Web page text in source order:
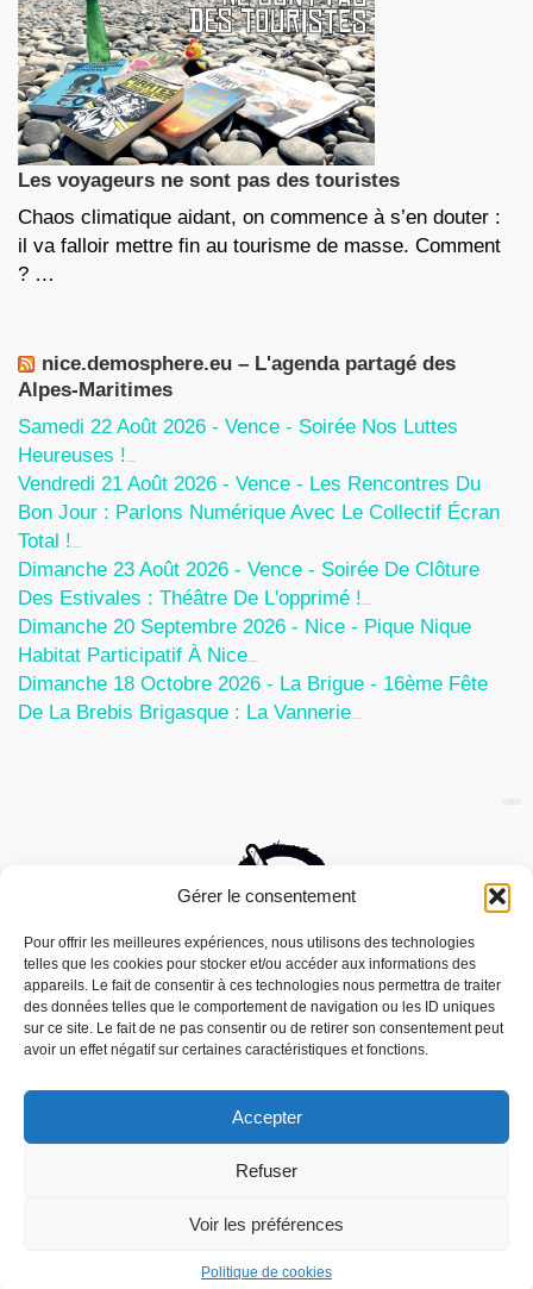
Gérer le consentement
Pour offrir les meilleures expériences, nous utilisons des technologies
telles que les cookies pour stocker et/ou accéder aux informations des
appareils. Le fait de consentir à ces technologies nous permettra de traiter
des données telles que le comportement de navigation ou les ID uniques
sur ce site. Le fait de ne pas consentir ou de retirer son consentement peut
avoir un effet négatif sur certaines caractéristiques et fonctions.
Accepter
Refuser
Voir les préférences
Politique de cookies
Les voyageurs ne sont pas des touristes
Chaos climatique aidant, on commence à s’en douter :
il va falloir mettre fin au tourisme de masse. Comment
? …
nice.demosphere.eu – L'agenda partagé des
Alpes-Maritimes
Samedi 22 Août 2026 - Vence - Soirée Nos Luttes
Heureuses !
Vendredi 21 Août 2026 - Vence - Les Rencontres Du
Bon Jour : Parlons Numérique Avec Le Collectif Écran
Total !
Dimanche 23 Août 2026 - Vence - Soirée De Clôture
Des Estivales : Théâtre De L'opprimé !
Dimanche 20 Septembre 2026 - Nice - Pique Nique
Habitat Participatif À Nice
Dimanche 18 Octobre 2026 - La Brigue - 16ème Fête
De La Brebis Brigasque : La Vannerie
Mouais, le mensuel dubitatif…quoique est
édité par l’Association ARMA, Association
Pour la Reconnaissance des Médias
Alternatifs – contact[at]mouais.org
settings.